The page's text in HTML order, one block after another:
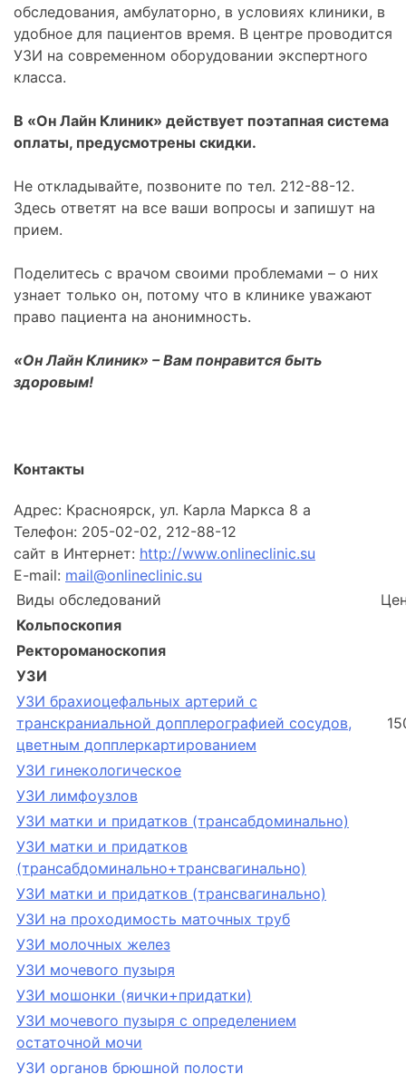
обследования, амбулаторно, в условиях клиники, в
удобное для пациентов время. В центре проводится
УЗИ на современном оборудовании экспертного
класса.
В «Он Лайн Клиник» действует поэтапная система
оплаты, предусмотрены скидки.
Не откладывайте, позвоните по тел. 212-88-12.
Здесь ответят на все ваши вопросы и запишут на
прием.
Поделитесь с врачом своими проблемами – о них
узнает только он, потому что в клинике уважают
право пациента на анонимность.
«Он Лайн Клиник» – Вам понравится быть
здоровым!
Контакты
Адрес: Красноярск, ул. Карла Маркса 8 а
Телефон: 205-02-02, 212-88-12
сайт в Интернет: http://www.onlineclinic.su
E-mail: mail@onlineclinic.su
Виды обследований
Кольпоскопия
Ректороманоскопия
УЗИ
УЗИ брахиоцефальных артерий с
транскраниальной допплерографией сосудов,
цветным допплеркартированием
УЗИ гинекологическое
УЗИ лимфоузлов
УЗИ матки и придатков (трансабдоминально)
УЗИ матки и придатков
(трансабдоминально+трансвагинально)
УЗИ матки и придатков (трансвагинально)
УЗИ на проходимость маточных труб
УЗИ молочных желез
УЗИ мочевого пузыря
УЗИ мошонки (яички+придатки)
УЗИ мочевого пузыря с определением
остаточной мочи
УЗИ органов брюшной полости